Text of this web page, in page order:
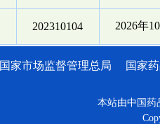
202310104 2026年
国家市场监督管理总局 国家
本站由中国药